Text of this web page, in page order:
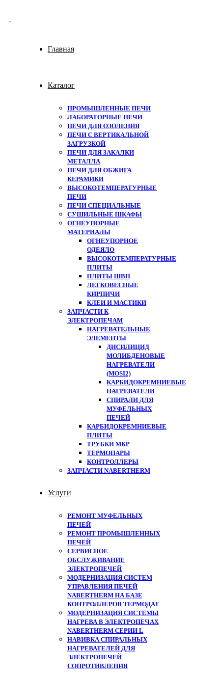
Главная
Каталог
ПРОМЫШЛЕННЫЕ ПЕЧИ
ЛАБОРАТОРНЫЕ ПЕЧИ
ПЕЧИ ДЛЯ ОЗОЛЕНИЯ
ПЕЧИ С ВЕРТИКАЛЬНОЙ
ЗАГРУЗКОЙ
ПЕЧИ ДЛЯ ЗАКАЛКИ
МЕТАЛЛА
ПЕЧИ ДЛЯ ОБЖИГА
КЕРАМИКИ
ВЫСОКОТЕМПЕРАТУРНЫЕ
ПЕЧИ
ПЕЧИ СПЕЦИАЛЬНЫЕ
СУШИЛЬНЫЕ ШКАФЫ
ОГНЕУПОРНЫЕ
МАТЕРИАЛЫ
ОГНЕУПОРНОЕ
ОДЕЯЛО
ВЫСОКОТЕМПЕРАТУРНЫЕ
ПЛИТЫ
ПЛИТЫ ШВП
ЛЕГКОВЕСНЫЕ
КИРПИЧИ
КЛЕИ И МАСТИКИ
ЗАПЧАСТИ К
ЭЛЕКТРОПЕЧАМ
НАГРЕВАТЕЛЬНЫЕ
ЭЛЕМЕНТЫ
ДИСИЛИЦИД
МОЛИБДЕНОВЫЕ
НАГРЕВАТЕЛИ
(MOSI2)
КАРБИДОКРЕМНИЕВЫЕ
НАГРЕВАТЕЛИ
СПИРАЛИ ДЛЯ
МУФЕЛЬНЫХ
ПЕЧЕЙ
КАРБИДОКРЕМНИЕВЫЕ
ПЛИТЫ
ТРУБКИ МКР
ТЕРМОПАРЫ
КОНТРОЛЛЕРЫ
ЗАПЧАСТИ NABERTHERM
Услуги
РЕМОНТ МУФЕЛЬНЫХ
ПЕЧЕЙ
РЕМОНТ ПРОМЫШЛЕННЫХ
ПЕЧЕЙ
СЕРВИСНОЕ
ОБСЛУЖИВАНИЕ
ЭЛЕКТРОПЕЧЕЙ
МОДЕРНИЗАЦИЯ СИСТЕМ
УПРАВЛЕНИЯ ПЕЧЕЙ
NABERTHERM НА БАЗЕ
КОНТРОЛЛЕРОВ ТЕРМОДАТ
МОДЕРНИЗАЦИЯ СИСТЕМЫ
НАГРЕВА В ЭЛЕКТРОПЕЧАХ
NABERTHERM СЕРИИ L
НАВИВКА СПИРАЛЬНЫХ
НАГРЕВАТЕЛЕЙ ДЛЯ
ЭЛЕКТРОПЕЧЕЙ
СОПРОТИВЛЕНИЯ